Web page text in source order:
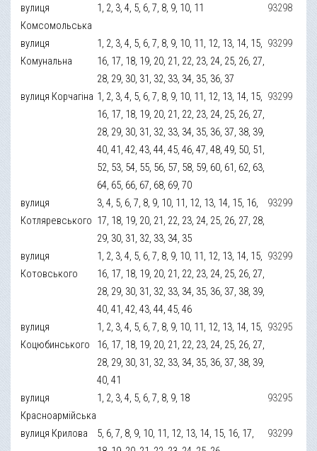
вулиця
Комсомольська
1, 2, 3, 4, 5, 6, 7, 8, 9, 10, 11 93298
вулиця
Комунальна
1, 2, 3, 4, 5, 6, 7, 8, 9, 10, 11, 12, 13, 14, 15,
16, 17, 18, 19, 20, 21, 22, 23, 24, 25, 26, 27,
28, 29, 30, 31, 32, 33, 34, 35, 36, 37
93299
вулиця Корчагіна 1, 2, 3, 4, 5, 6, 7, 8, 9, 10, 11, 12, 13, 14, 15,
16, 17, 18, 19, 20, 21, 22, 23, 24, 25, 26, 27,
28, 29, 30, 31, 32, 33, 34, 35, 36, 37, 38, 39,
40, 41, 42, 43, 44, 45, 46, 47, 48, 49, 50, 51,
52, 53, 54, 55, 56, 57, 58, 59, 60, 61, 62, 63,
64, 65, 66, 67, 68, 69, 70
93299
вулиця
Котляревського
3, 4, 5, 6, 7, 8, 9, 10, 11, 12, 13, 14, 15, 16,
17, 18, 19, 20, 21, 22, 23, 24, 25, 26, 27, 28,
29, 30, 31, 32, 33, 34, 35
93299
вулиця
Котовського
1, 2, 3, 4, 5, 6, 7, 8, 9, 10, 11, 12, 13, 14, 15,
16, 17, 18, 19, 20, 21, 22, 23, 24, 25, 26, 27,
28, 29, 30, 31, 32, 33, 34, 35, 36, 37, 38, 39,
40, 41, 42, 43, 44, 45, 46
93299
вулиця
Коцюбинського
1, 2, 3, 4, 5, 6, 7, 8, 9, 10, 11, 12, 13, 14, 15,
16, 17, 18, 19, 20, 21, 22, 23, 24, 25, 26, 27,
28, 29, 30, 31, 32, 33, 34, 35, 36, 37, 38, 39,
40, 41
93295
вулиця
Красноармійська
1, 2, 3, 4, 5, 6, 7, 8, 9, 18 93295
вулиця Крилова
5, 6, 7, 8, 9, 10, 11, 12, 13, 14, 15, 16, 17,
93299